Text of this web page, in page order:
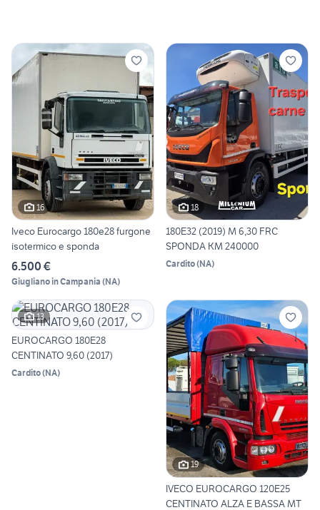
16
Iveco Eurocargo 180e28 furgone
isotermico e sponda
6.500 €
Giugliano in Campania (NA)
18
180E32 (2019) M 6,30 FRC
SPONDA KM 240000
Cardito(NA)
13
EUROCARGO 180E28
CENTINATO 9,60 (2017)
Cardito(NA)
19
IVECO EUROCARGO 120E25
CENTINATO ALZA E BASSA MT